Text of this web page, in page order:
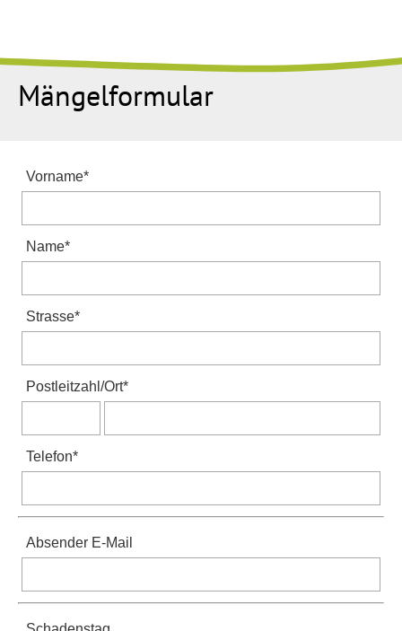
Mängelformular
Vorname*
Name*
Strasse*
Postleitzahl /Ort*
Telefon*
Absender E-Mail